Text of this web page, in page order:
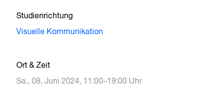
Studienrichtung
Visuelle Kommunikation
Ort & Zeit
Sa., 08. Juni 2024, 11:00–19:00 Uhr